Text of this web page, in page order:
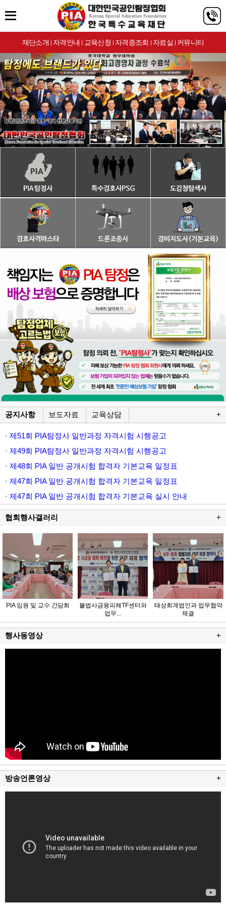
재단소개 | 자격안내 | 교육신청 | 자격증조회 | 자료실 | 커뮤니티
공지사항 보도자료 교육상담 +
· 제51회 PIA탐정사 일반과정 자격시험 시행공고
· 제49회 PIA탐정사 일반과정 자격시험 시행공고
· 제48회 PIA 일반 공개시험 합격자 기본교육 일정표
· 제47회 PIA 일반 공개시험 합격자 기본교육 일정표
· 제47회 PIA 일반 공개시험 합격자 기본교육 실시 안내
협회행사갤러리 +
PIA 임원 및 교수 간담회
불법사금융피해TF센터와
업무...
태성회계법인과 업무협약
체결
행사동영상 +
방송언론영상 +